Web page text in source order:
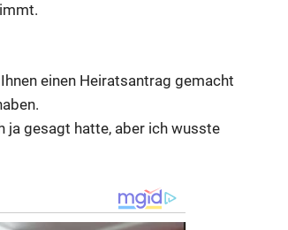
einen Heiratsantrag gemacht
ja gesagt hatte, aber ich wusste